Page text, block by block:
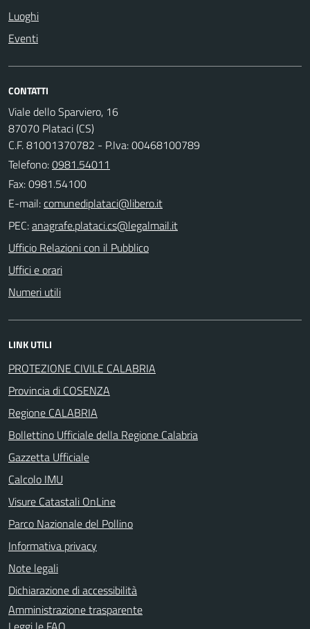
Luoghi
Eventi
CONTATTI
Viale dello Sparviero, 16
87070 Plataci (CS)
C.F. 81001370782 - P.Iva: 00468100789
Telefono:0981.54011
Fax: 0981.54100
E-mail:
PEC:
Ufficio Relazioni con il Pubblico
Uffici e orari
Numeri utili
LINK UTILI
PROTEZIONE CIVILE CALABRIA
Provincia di COSENZA
Regione CALABRIA
Bollettino Ufficiale della Regione Calabria
Gazzetta Ufficiale
Calcolo IMU
Visure Catastali OnLine
Parco Nazionale del Pollino
Informativa privacy
Note legali
Dichiarazione di accessibilità
Amministrazione trasparente